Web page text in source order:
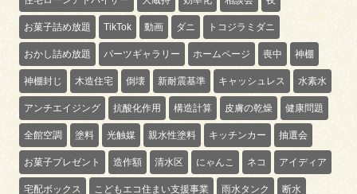
お菓子詰め放題 TikTok 動画 ダニ トコジラミダニ
おかし詰め放題 パーツギャラリー ホームページ 喪中 神棚
神棚封じ 木造住宅 倒壊 新耐震基準 キャッシュレス 水素水
アンチエイジング 抗酸化作用 構造計算 皮膚の乾燥 健康問題
全館空調 塗料 光触媒 親水性塗料 キッチンカー 抽選会
お菓子プレゼント 造作額 清水区 にゃんこ ネコ アイディア
宅配ボックス こどもエコ住まい支援事業 雨水タンク 断水